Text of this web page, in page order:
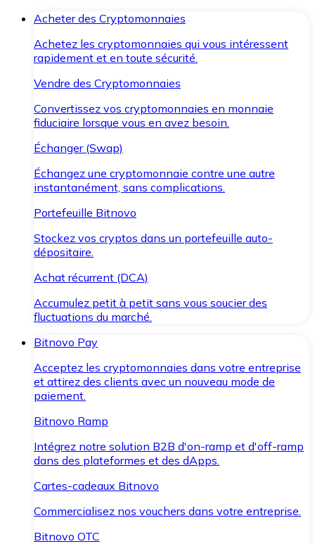
Acheter des Cryptomonnaies
Achetez les cryptomonnaies qui vous intéressent
rapidement et en toute sécurité.
Vendre des Cryptomonnaies
Convertissez vos cryptomonnaies en monnaie
fiduciaire lorsque vous en avez besoin.
Échanger (Swap)
Échangez une cryptomonnaie contre une autre
instantanément, sans complications.
Portefeuille Bitnovo
Stockez vos cryptos dans un portefeuille auto-
dépositaire.
Achat récurrent (DCA)
Accumulez petit à petit sans vous soucier des
fluctuations du marché.
Bitnovo Pay
Acceptez les cryptomonnaies dans votre entreprise
et attirez des clients avec un nouveau mode de
paiement.
Bitnovo Ramp
Intégrez notre solution B2B d'on-ramp et d'off-ramp
dans des plateformes et des dApps.
Cartes-cadeaux Bitnovo
Commercialisez nos vouchers dans votre entreprise.
Bitnovo OTC